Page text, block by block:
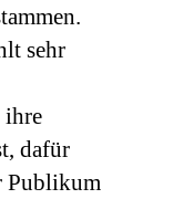
sehr
ihre
dafür
Publikum